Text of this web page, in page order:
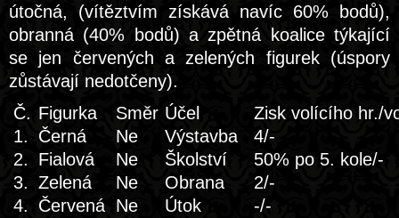
útočná, (vítěztvím získává navíc 60% bodů),
obranná (40% bodů) a zpětná koalice týkající
se jen červených a zelených figurek (úspory
zůstávají nedotčeny).
Č. Figurka Směr Účel
Zisk volícího hr./
1.
Černá Ne Výstavba
4/-
2.
Fialová Ne Školství
50% po 5. kole/-
3. Zelená Ne Obrana
2/-
4.
Červená Ne Útok
-/-